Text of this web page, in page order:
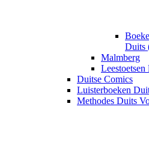
Duits
Malmberg
Leestoetsen
Duitse Comics
Luisterboeken
Methodes Duits